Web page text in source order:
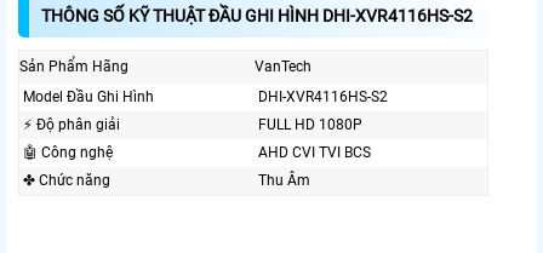
THÔNG SỐ KỸ THUẬT ĐẦU GHI HÌNH DHI-XVR4116HS-S2
Sản Phẩm Hãng
VanTech
Model Đầu Ghi Hình
DHI-XVR4116HS-S2
️⚡ Độ phân giải
FULL HD 1080P
🤖️ Công nghệ
AHD CVI TVI BCS
✤ Chức năng
Thu Âm